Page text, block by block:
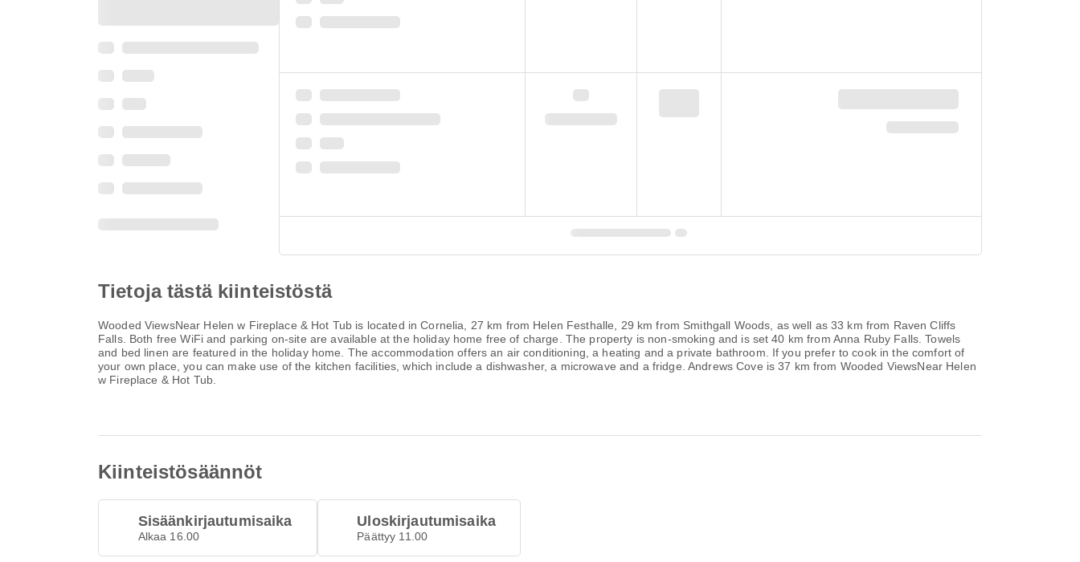
Tietoja tästä kiinteistöstä
Wooded ViewsNear Helen w Fireplace & Hot Tub is located in Cornelia, 27 km from Helen Festhalle, 29 km from Smithgall Woods, as well as 33 km from Raven Cliffs
Falls. Both free WiFi and parking on-site are available at the holiday home free of charge. The property is non-smoking and is set 40 km from Anna Ruby Falls. Towels
and bed linen are featured in the holiday home. The accommodation offers an air conditioning, a heating and a private bathroom. If you prefer to cook in the comfort of
your own place, you can make use of the kitchen facilities, which include a dishwasher, a microwave and a fridge. Andrews Cove is 37 km from Wooded ViewsNear Helen
w Fireplace & Hot Tub.
Kiinteistösäännöt
Sisäänkirjautumisaika
Alkaa 16.00
Uloskirjautumisaika
Päättyy 11.00